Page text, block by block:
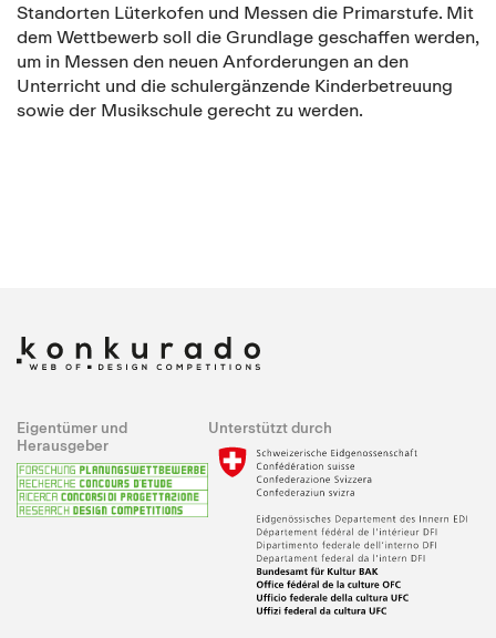
Standorten Lüterkofen und Messen die Primarstufe. Mit
dem Wettbewerb soll die Grundlage geschaffen werden,
um in Messen den neuen Anforderungen an den
Unterricht und die schulergänzende Kinderbetreuung
sowie der Musikschule gerecht zu werden.
Eigentümer und
Herausgeber
Unterstützt durch